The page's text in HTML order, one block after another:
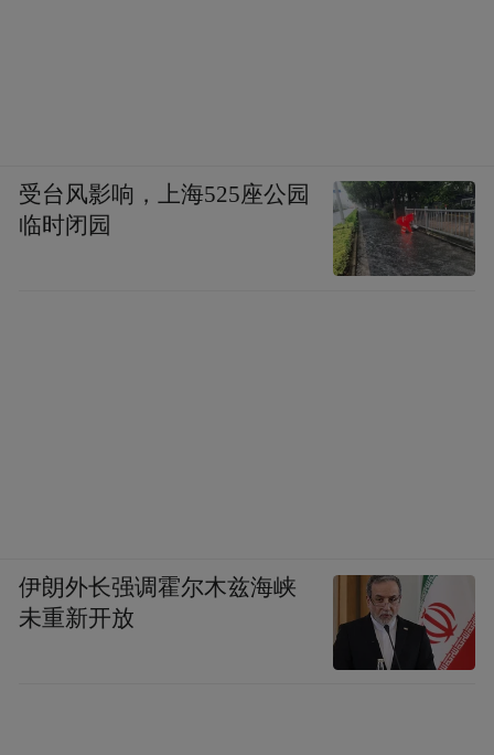
受台风影响，上海525座公园
临时闭园
伊朗外长强调霍尔木兹海峡
未重新开放